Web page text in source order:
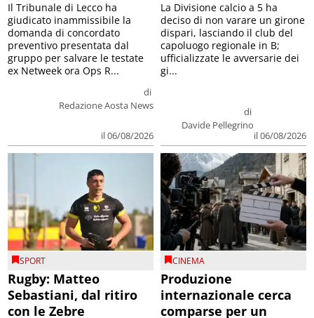
di
Redazione Aosta News
il 06/08/2026
Il Tribunale di Lecco ha
giudicato inammissibile la
domanda di concordato
preventivo presentata dal
gruppo per salvare le testate
ex Netweek ora Ops R...
di
Davide Pellegrino
il 06/08/2026
La Divisione calcio a 5 ha
deciso di non varare un girone
dispari, lasciando il club del
capoluogo regionale in B;
ufficializzate le avversarie dei
gi...
SPORT
Rugby: Matteo
Sebastiani, dal ritiro
con le Zebre
CINEMA
Produzione
internazionale cerca
comparse per un